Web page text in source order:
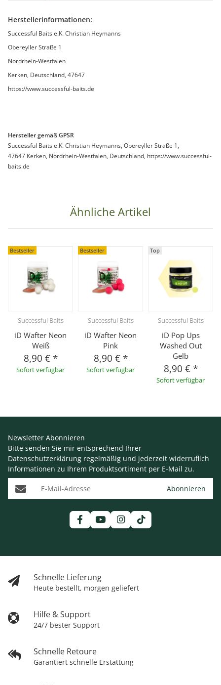
Herstellerinformationen:
Successful Baits e.K. Christian Heymanns
Obereyller Straße 1
Nordrhein-Westfalen
Kerken, Deutschland, 47647
https://www.successful-baits.de
Hersteller gemäß GPSR
Successful Baits e.K. Christian Heymanns, Obereyller Straße 1,
47647 Kerken, Nordrhein-Westfalen, Deutschland, https://www.successful-
baits.de
Ähnliche Artikel
Bestseller
Successful Baits
iD Wafter Neon
Weiß
8,90 € *
Sofort verfügbar
Bestseller
Successful Baits
iD Wafter Neon
Pink
8,90 € *
Sofort verfügbar
Top
Successful Baits
iD Pop Ups
Washed Out
Gelb
8,90 € *
Sofort verfügbar
Schnelle Lieferung
Heute bestellt, morgen geliefert
Hilfe & Support
24/7 bester Support
Schnelle Retoure
Garantiert schnelle Erstattung
Newsletter Abonnieren
Bitte senden Sie mir entsprechend Ihrer
Datenschutzerklärung regelmäßig und jederzeit widerruflich
Informationen zu Ihrem Produktsortiment per E-Mail zu.
E-Mail-Adresse Abonnieren